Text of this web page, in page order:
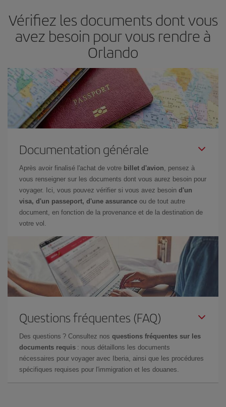
Vérifiez les documents dont vous
avez besoin pour vous rendre à
Orlando
Documentation générale
Après avoir finalisé l'achat de votre billet d'avion , pensez à
vous renseigner sur les documents dont vous aurez besoin pour
voyager. Ici, vous pouvez vérifier si vous avez besoin d'un
visa, d'un passeport, d'une assurance ou de tout autre
document, en fonction de la provenance et de la destination de
votre vol.
Questions fréquentes (FAQ)
Des questions ? Consultez nos questions fréquentes sur les
documents requis : nous détaillons les documents
nécessaires pour voyager avec Iberia, ainsi que les procédures
spécifiques requises pour l'immigration et les douanes.